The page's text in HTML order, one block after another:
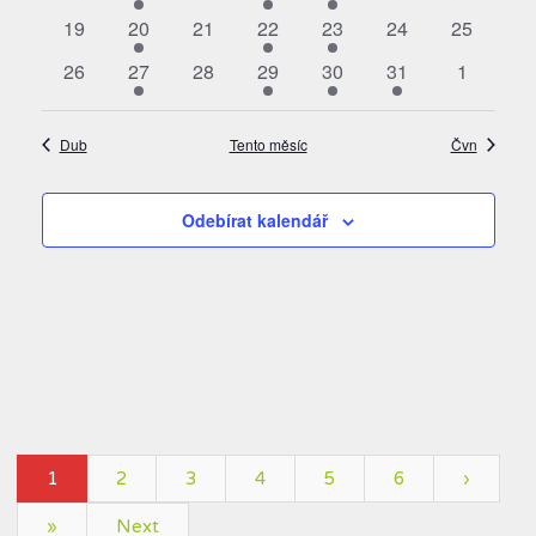
akce
akce
akce
0
19
2
akce
20
0
21
1
akce
22
2
akce
23
0
24
0
25
0
26
1
akce
27
0
28
1
akce
29
1
akce
30
1
akce
31
0
1
Dub Tento měsíc Čvn
Odebírat kalendář
1 2 3 4 5 6 ›
» Next